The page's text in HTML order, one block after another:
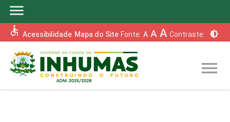
menu
accessible Acessibilidade Mapa do Site Fonte: A A A Contraste: brightness_6
menu